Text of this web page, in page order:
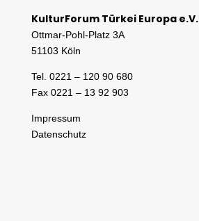
KulturForum Türkei Europa e.V.
Ottmar-Pohl-Platz 3A
51103 Köln
Tel. 0221 – 120 90 680
Fax 0221 – 13 92 903
Impressum
Datenschutz